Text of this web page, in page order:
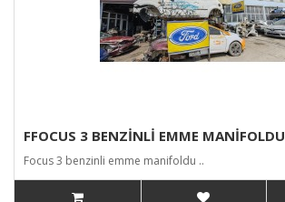
FFOCUS 3 BENZİNLİ EMME MANİFOLDU
Focus 3 benzinli emme manifoldu ..